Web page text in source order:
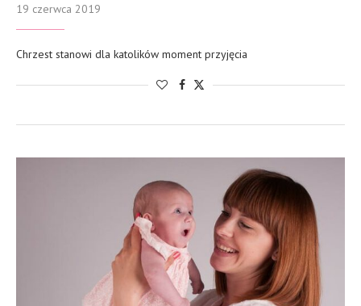
19 czerwca 2019
Chrzest stanowi dla katolików moment przyjęcia